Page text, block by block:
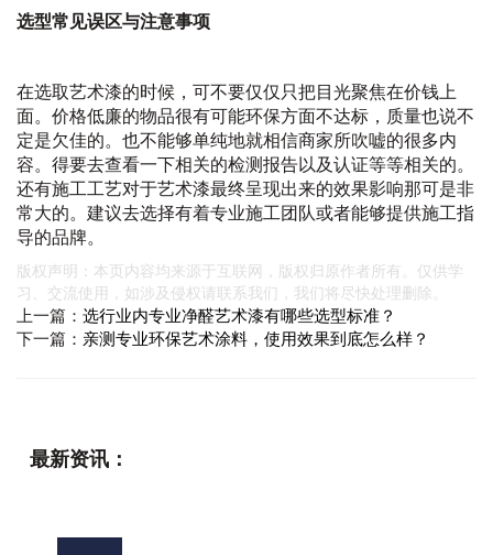
选型常见误区与注意事项
在选取艺术漆的时候，可不要仅仅只把目光聚焦在价钱上
面。价格低廉的物品很有可能环保方面不达标，质量也说不
定是欠佳的。也不能够单纯地就相信商家所吹嘘的很多内
容。得要去查看一下相关的检测报告以及认证等等相关的。
还有施工工艺对于艺术漆最终呈现出来的效果影响那可是非
常大的。建议去选择有着专业施工团队或者能够提供施工指
导的品牌。
版权声明：本页内容均来源于互联网，版权归原作者所有。仅供学
习、交流使用，如涉及侵权请联系我们，我们将尽快处理删除。
上一篇： 选行业内专业净醛艺术漆有哪些选型标准？
下一篇： 亲测专业环保艺术涂料，使用效果到底怎么样？
最新资讯：